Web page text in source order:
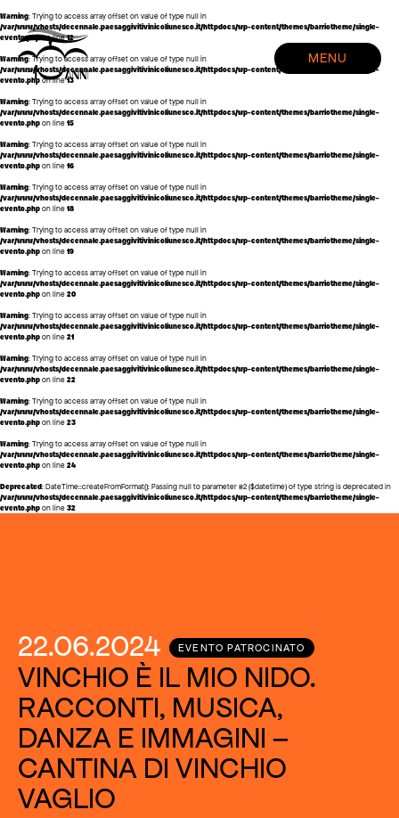
MENU
HOME
EVENTI
Warning: Trying to access array offset on value of type null in
/var/www/vhosts/decennale.paesaggivitivinicoliunesco.it/httpdocs/wp-content/themes/barriotheme/single-
evento.phpon line12
Warning: Trying to access array offset on value of type null in
/var/www/vhosts/decennale.paesaggivitivinicoliunesco.it/httpdocs/wp-content/themes/barriotheme/single-
evento.php on line13
Warning: Trying to access array offset on value of type null in
/var/www/vhosts/decennale.paesaggivitivinicoliunesco.it/httpdocs/wp-content/themes/barriotheme/single-
evento.php on line 15
Warning: Trying to access array offset on value of type null in
/var/www/vhosts/decennale.paesaggivitivinicoliunesco.it/httpdocs/wp-content/themes/barriotheme/single-
evento.php on line 16
Warning: Trying to access array offset on value of type null in
/var/www/vhosts/decennale.paesaggivitivinicoliunesco.it/httpdocs/wp-content/themes/barriotheme/single-
evento.php on line 18
Warning: Trying to access array offset on value of type null in
/var/www/vhosts/decennale.paesaggivitivinicoliunesco.it/httpdocs/wp-content/themes/barriotheme/single-
evento.php on line 19
Warning: Trying to access array offset on value of type null in
/var/www/vhosts/decennale.paesaggivitivinicoliunesco.it/httpdocs/wp-content/themes/barriotheme/single-
evento.php on line 20
Warning: Trying to access array offset on value of type null in
/var/www/vhosts/decennale.paesaggivitivinicoliunesco.it/httpdocs/wp-content/themes/barriotheme/single-
evento.php on line 21
Warning: Trying to access array offset on value of type null in
/var/www/vhosts/decennale.paesaggivitivinicoliunesco.it/httpdocs/wp-content/themes/barriotheme/single-
evento.php on line 22
Warning: Trying to access array offset on value of type null in
/var/www/vhosts/decennale.paesaggivitivinicoliunesco.it/httpdocs/wp-content/themes/barriotheme/single-
evento.php on line 23
Warning: Trying to access array offset on value of type null in
/var/www/vhosts/decennale.paesaggivitivinicoliunesco.it/httpdocs/wp-content/themes/barriotheme/single-
evento.php on line 24
Deprecated: DateTime::createFromFormat(): Passing null to parameter #2 ($datetime) of type string is deprecated in
/var/www/vhosts/decennale.paesaggivitivinicoliunesco.it/httpdocs/wp-content/themes/barriotheme/single-
evento.php on line 32
22.06.2024 EVENTO PATROCINATO
VINCHIO È IL MIO NIDO.
RACCONTI, MUSICA,
DANZA E IMMAGINI –
CANTINA DI VINCHIO
VAGLIO